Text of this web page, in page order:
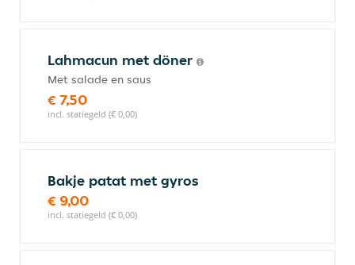
Lahmacun met döner
Met salade en saus
€ 7,50
incl. statiegeld (€ 0,00)
Bakje patat met gyros
€ 9,00
incl. statiegeld (€ 0,00)